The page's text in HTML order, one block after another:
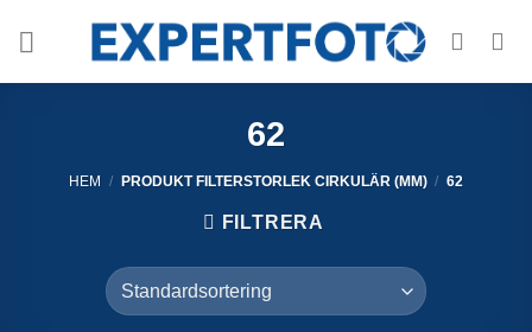
62
HEM / PRODUKT FILTERSTORLEK CIRKULÄR (MM) / 62
FILTRERA